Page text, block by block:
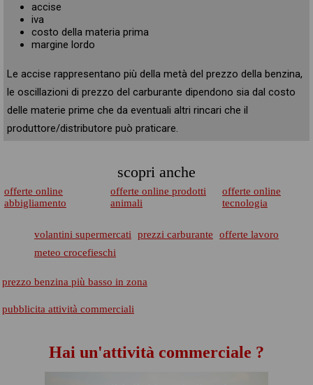
accise
iva
costo della materia prima
margine lordo
Le accise rappresentano più della metà del prezzo della benzina,
le oscillazioni di prezzo del carburante dipendono sia dal costo
delle materie prime che da eventuali altri rincari che il
produttore/distributore può praticare.
scopri anche
offerte online
abbigliamento
offerte online prodotti
animali
offerte online
tecnologia
volantini supermercati prezzi carburante
offerte lavoro
meteo crocefieschi
prezzo benzina più basso in zona
pubblicita attività commerciali
Hai un'attività commerciale ?